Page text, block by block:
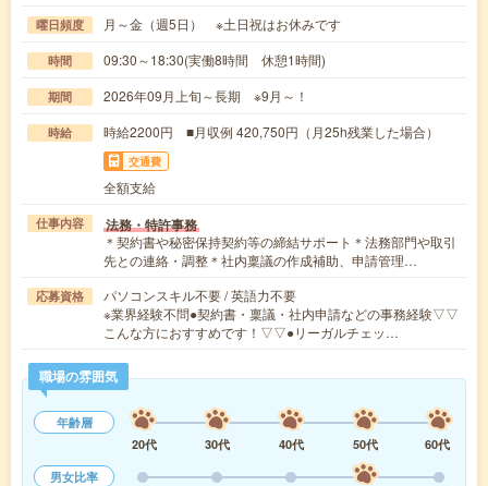
曜日頻度 月～金（週5日） ※土日祝はお休みです
時間 09:30～18:30(実働8時間 休憩1時間)
期間 2026年09月上旬～長期 ※9月～！
時給 時給2200円 ■月収例 420,750円（月25h残業した場合）
交通費
全額支給
仕事内容 法務・特許事務
＊契約書や秘密保持契約等の締結サポート＊法務部門や取引
先との連絡・調整＊社内稟議の作成補助、申請管理…
応募資格
パソコンスキル不要 / 英語力不要
※業界経験不問●契約書・稟議・社内申請などの事務経験▽▽
こんな方におすすめです！▽▽●リーガルチェッ…
職場の雰囲気
年齢層
20代
30代 40代 50代
60代
男女比率